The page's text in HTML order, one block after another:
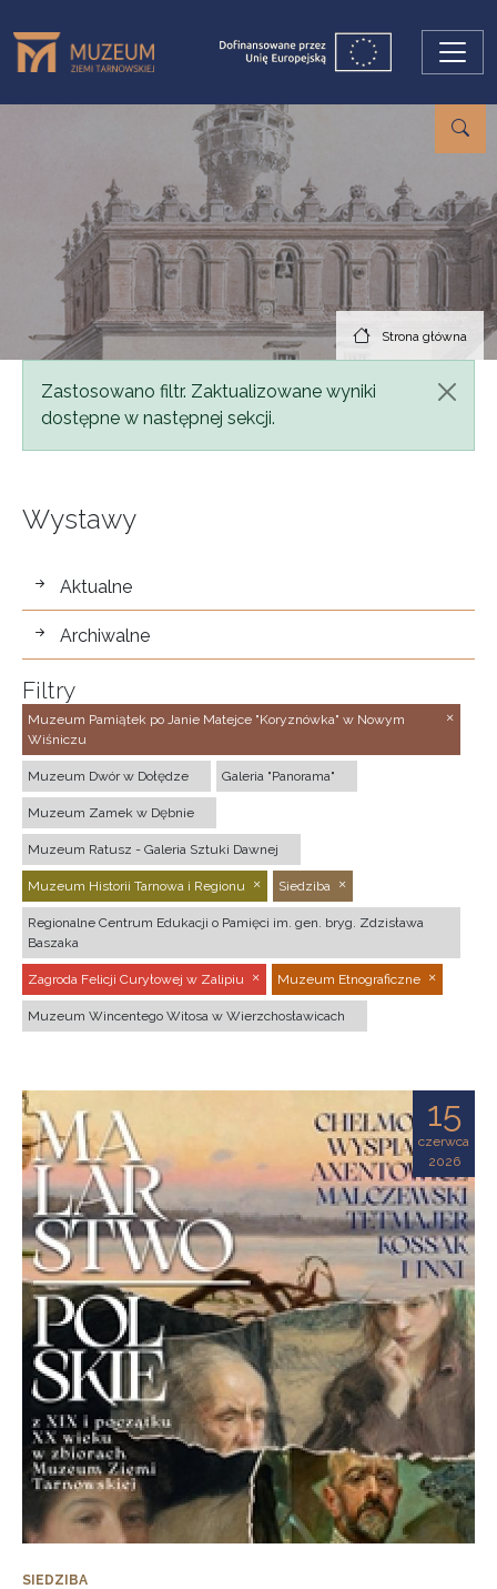
Strona główna
Komunikat
Zastosowano filtr. Zaktualizowane wyniki
dostępne w następnej sekcji.
Wystawy
wystawy
Aktualne
Archiwalne
Filtry
Muzeum Pamiątek po Janie Matejce "Koryznówka" w Nowym
Wiśniczu
Muzeum Dwór w Dołędze Galeria "Panorama"
Muzeum Zamek w Dębnie
Muzeum Ratusz - Galeria Sztuki Dawnej
Muzeum Historii Tarnowa i Regionu Siedziba
Regionalne Centrum Edukacji o Pamięci im. gen. bryg. Zdzisława
Baszaka
Zagroda Felicji Curyłowej w Zalipiu Muzeum Etnograficzne
Muzeum Wincentego Witosa w Wierzchosławicach
15
czerwca
2026
SIEDZIBA